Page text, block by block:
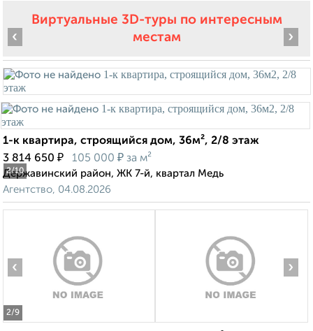
Виртуальные 3D-туры по интересным
местам
2/10
‹ ›
1-к квартира, строящийся дом, 36м², 2/8 этаж
3 814 650 ₽ 105 000 ₽ за м²
Державинский район, ЖК 7-й, квартал Медь
Агентство, 04.08.2026
2/9
‹ ›